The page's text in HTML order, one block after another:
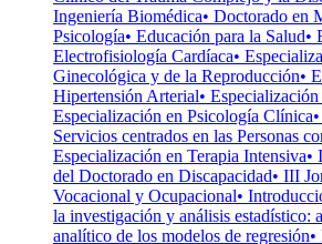
Ingeniería Biomédica• Doctorado en
Psicología• Educación para la Salud•
Electrofisiología Cardíaca•
Ginecológica y de la Reproducción•
Hipertensión Arterial•
Especialización en Psicología Clínica
Servicios centrados en las Personas
Especialización en Terapia Intensiva•
del Doctorado en Discapacidad• III
Vocacional y Ocupacional•
la investigación y análisis estadístico:
analítico de los modelos de regresión